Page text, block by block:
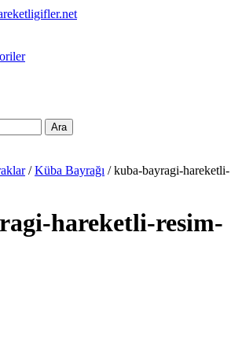
Ara
/Küba Bayrağı / kuba-bayragi-hareketli-
hareketli-resim-